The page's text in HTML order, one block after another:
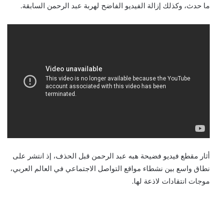
ما حدث، وكذلك إزالة الفيديو الفاضح لهربة عبد الرحمن السابقة.
أثار مقطع فيديو فضيحة هبه عبد الرحمن قبل الحذف، إذ انتشر على
نطاق واسع بين نشطاء مواقع التواصل الاجتماعي في العالم العربي،
موجات انتقادات لاذعة لها.